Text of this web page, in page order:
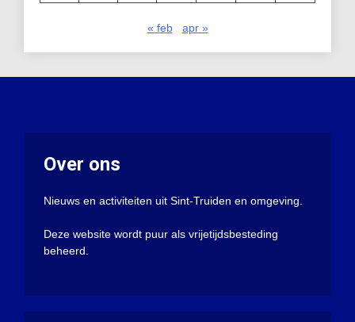
« feb apr »
Over ons
Nieuws en activiteiten uit Sint-Truiden en omgeving.
Deze website wordt puur als vrijetijdsbesteding
beheerd.